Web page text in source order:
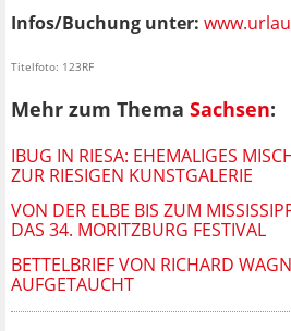
Infos/Buchung unter:
Titelfoto: 123RF
Mehr zum Thema Sachsen:
IBUG IN RIESA: EHEMALIGES
ZUR RIESIGEN KUNSTGALERIE
VON DER ELBE BIS ZUM
DAS 34. MORITZBURG FESTIVAL
BETTELBRIEF VON RICHARD
AUFGETAUCHT